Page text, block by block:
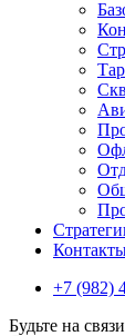
+7 (982)
Будьте на связи